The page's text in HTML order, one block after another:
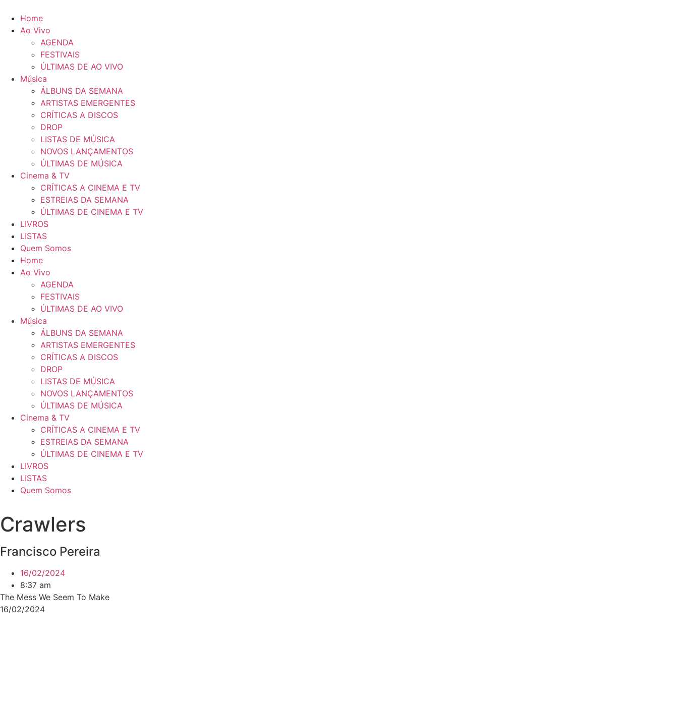
para
conteúdo
Home
Ao Vivo
AGENDA
FESTIVAIS
ÚLTIMAS DE AO VIVO
Música
ÁLBUNS DA SEMANA
ARTISTAS EMERGENTES
CRÍTICAS A DISCOS
DROP
LISTAS DE MÚSICA
NOVOS LANÇAMENTOS
ÚLTIMAS DE MÚSICA
Cinema & TV
CRÍTICAS A CINEMA E TV
ESTREIAS DA SEMANA
ÚLTIMAS DE CINEMA E TV
LIVROS
LISTAS
Quem Somos
Home
Ao Vivo
AGENDA
FESTIVAIS
ÚLTIMAS DE AO VIVO
Música
ÁLBUNS DA SEMANA
ARTISTAS EMERGENTES
CRÍTICAS A DISCOS
DROP
LISTAS DE MÚSICA
NOVOS LANÇAMENTOS
ÚLTIMAS DE MÚSICA
Cinema & TV
CRÍTICAS A CINEMA E TV
ESTREIAS DA SEMANA
ÚLTIMAS DE CINEMA E TV
LIVROS
LISTAS
Quem Somos
Crawlers
Francisco Pereira
16/02/2024
8:37 am
The Mess We Seem To Make
16/02/2024